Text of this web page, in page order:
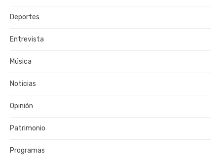
Deportes
Entrevista
Música
Noticias
Opinión
Patrimonio
Programas